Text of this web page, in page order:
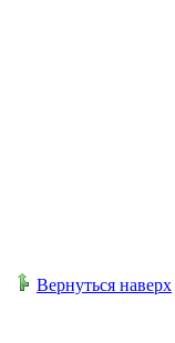
Вернуться наверх